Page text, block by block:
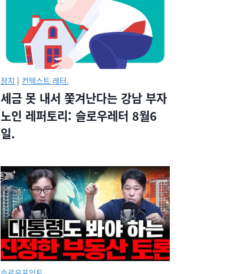
정치 | 컨텍스트 레터.
세금 못 내서 쫓겨난다는 강남 부자
노인 레퍼토리: 슬로우레터 8월6
일.